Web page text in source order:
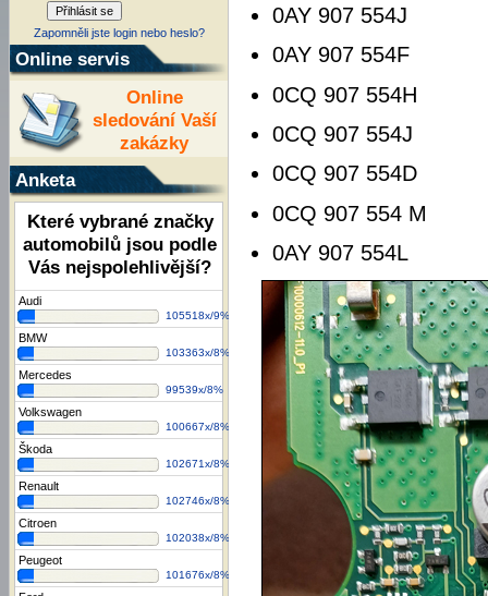
Zapomněli jste login nebo heslo?
Online servis
Online
sledování Vaší
zakázky
Anketa
Které vybrané značky
automobilů jsou podle
Vás nejspolehlivější?
Audi
105518x/9%
BMW
103363x/8%
Mercedes
99539x/8%
Volkswagen
100667x/8%
Škoda
102671x/8%
Renault
102746x/8%
Citroen
102038x/8%
Peugeot
101676x/8%
0AY 907 554J
0AY 907 554F
0CQ 907 554H
0CQ 907 554J
0CQ 907 554D
0CQ 907 554 M
0AY 907 554L